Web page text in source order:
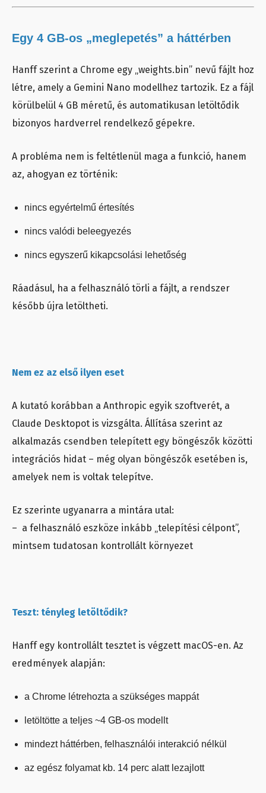
Egy 4 GB-os „meglepetés” a háttérben
Hanff szerint a Chrome egy „weights.bin” nevű fájlt hoz
létre, amely a Gemini Nano modellhez tartozik. Ez a fájl
körülbelül 4 GB méretű, és automatikusan letöltődik
bizonyos hardverrel rendelkező gépekre.
A probléma nem is feltétlenül maga a funkció, hanem
az, ahogyan ez történik:
nincs egyértelmű értesítés
nincs valódi beleegyezés
nincs egyszerű kikapcsolási lehetőség
Ráadásul, ha a felhasználó törli a fájlt, a rendszer
később újra letöltheti.
Nem ez az első ilyen eset
A kutató korábban a Anthropic egyik szoftverét, a
Claude Desktopot is vizsgálta. Állítása szerint az
alkalmazás csendben telepített egy böngészők közötti
integrációs hidat – még olyan böngészők esetében is,
amelyek nem is voltak telepítve.
Ez szerinte ugyanarra a mintára utal:
– a felhasználó eszköze inkább „telepítési célpont”,
mintsem tudatosan kontrollált környezet
Teszt: tényleg letöltődik?
Hanff egy kontrollált tesztet is végzett macOS-en. Az
eredmények alapján:
a Chrome létrehozta a szükséges mappát
letöltötte a teljes ~4 GB-os modellt
mindezt háttérben, felhasználói interakció nélkül
az egész folyamat kb. 14 perc alatt lezajlott